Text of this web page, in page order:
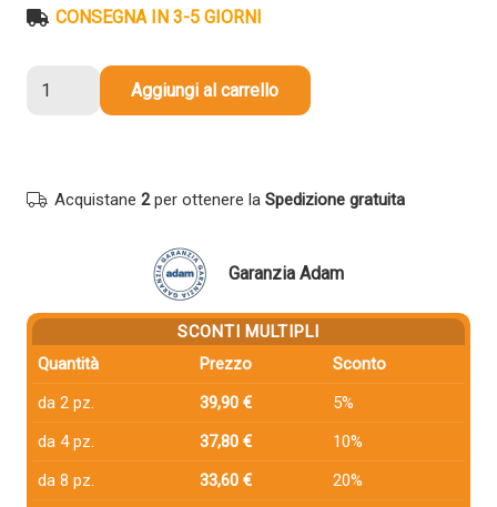
CONSEGNA IN 3-5 GIORNI
compatibile
NERO
Aggiungi al carrello
Acquistane 2per ottenere la Spedizione gratuita
Garanzia Adam
SCONTI MULTIPLI
Quantità
Prezzo
Sconto
da 2 pz.
39,90 €
5%
da 4 pz.
37,80 €
10%
da 8 pz.
33,60 €
20%